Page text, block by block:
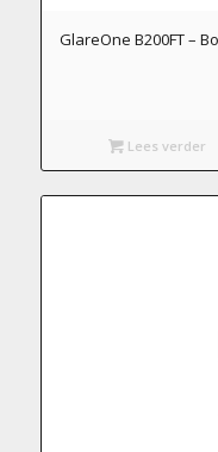
GlareOne B200FT –
Lees verder